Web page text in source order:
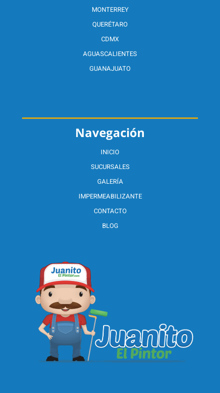
Navegación
INICIO
SUCURSALES
GALERÍA
IMPERMEABILIZANTE
CONTACTO
BLOG
MONTERREY
QUERÉTARO
CDMX
AGUASCALIENTES
GUANAJUATO